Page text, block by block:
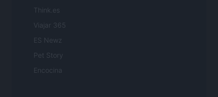
Think.es
Viajar 365
ES Newz
Pet Story
Encocina